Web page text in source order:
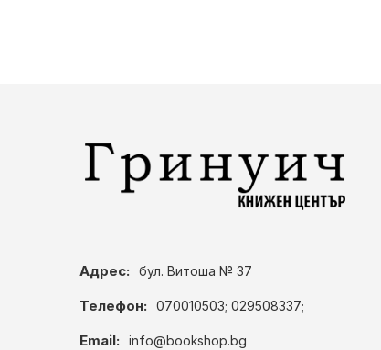
Адрес: бул. Витоша № 37
Телефон: 070010503; 029508337;
Email: info@bookshop.bg